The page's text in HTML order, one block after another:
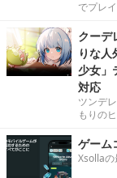
でプレ
クーデ
りな
少女」
対応
ツンデ
もりの
ゲーム
Xsollaの